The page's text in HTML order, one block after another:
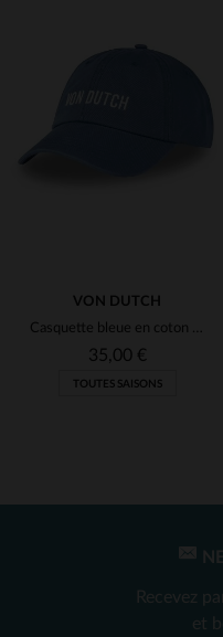
TAILLES DISPONIBLES
TAILLES DISPONIBLES
VON DUTCH
Casquette bleue en coton brodée
35,00 €
TOUTES SAISONS
Recevez
et